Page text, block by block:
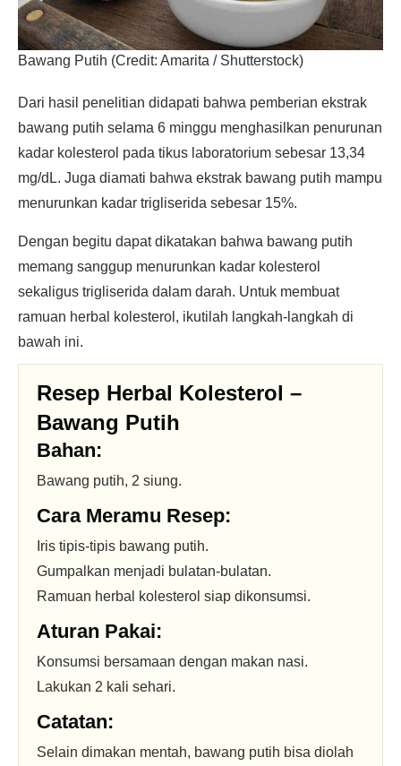
Bawang Putih (Credit: Amarita / Shutterstock)
Dari hasil penelitian didapati bahwa pemberian ekstrak
bawang putih selama 6 minggu menghasilkan penurunan
kadar kolesterol pada tikus laboratorium sebesar 13,34
mg/dL. Juga diamati bahwa ekstrak bawang putih mampu
menurunkan kadar trigliserida sebesar 15%.
Dengan begitu dapat dikatakan bahwa bawang putih
memang sanggup menurunkan kadar kolesterol
sekaligus trigliserida dalam darah. Untuk membuat
ramuan herbal kolesterol, ikutilah langkah-langkah di
bawah ini.
Resep Herbal Kolesterol –
Bawang Putih
Bahan:
Bawang putih, 2 siung.
Cara Meramu Resep:
Iris tipis-tipis bawang putih.
Gumpalkan menjadi bulatan-bulatan.
Ramuan herbal kolesterol siap dikonsumsi.
Aturan Pakai:
Konsumsi bersamaan dengan makan nasi.
Lakukan 2 kali sehari.
Catatan:
Selain dimakan mentah, bawang putih bisa diolah